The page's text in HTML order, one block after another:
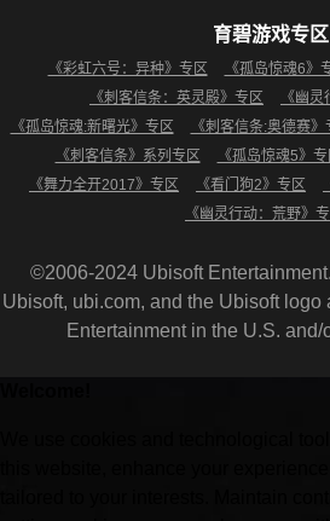
育碧游戏专区
《彩虹六号：异种》专区 《孤岛惊魂6》
《刺客信条：英灵殿》专区
《幽
《孤岛惊魂:新曙光》专区
《刺客信条:奥德赛》
《刺客信条》系列专区
《孤岛惊魂5》专
《舞力全开2017》专区
《看门狗2》专区
《幽灵行动：荒野》
©2006-2024 Ubisoft
Ubisoft, ubi.com, and the Ubisoft logo
Entertainment in the U.S. and/